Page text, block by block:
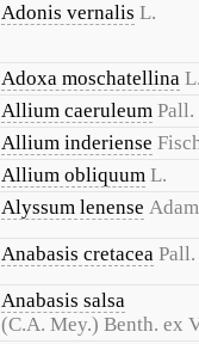
Adonis vernalis L.
Adoxa moschatellina
Allium caeruleum Pall.
Allium inderiense
Allium obliquum L.
Alyssum lenense
Anabasis cretacea Pall.
Anabasis salsa
(C.A. Mey.) Benth. ex